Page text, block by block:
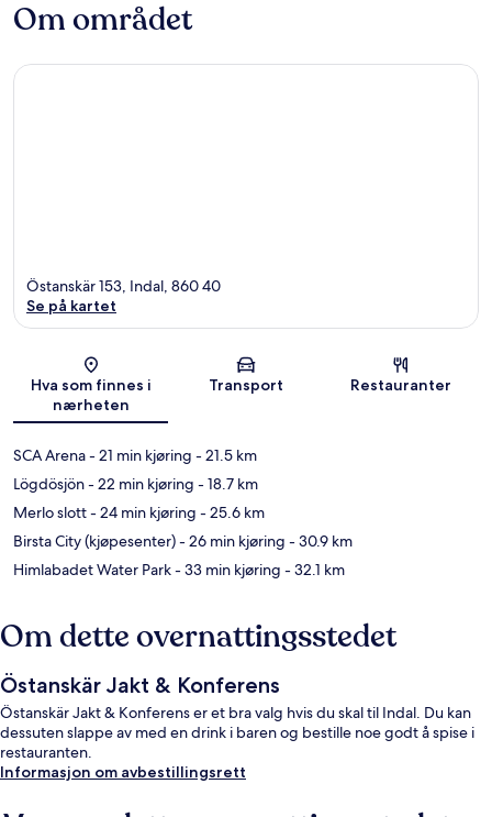
Om området
Kart
Östanskär 153, Indal, 860 40
Se på kartet
Hva som finnes i
nærheten
Transport Restauranter
SCA Arena- 21 min kjøring - 21.5 km
Lögdösjön- 22 min kjøring - 18.7 km
Merlo slott- 24 min kjøring - 25.6 km
Birsta City (kjøpesenter)- 26 min kjøring - 30.9 km
Himlabadet Water Park- 33 min kjøring - 32.1 km
Om dette overnattingsstedet
Östanskär Jakt & Konferens
Östanskär Jakt & Konferens er et bra valg hvis du skal til Indal. Du kan
dessuten slappe av med en drink i baren og bestille noe godt å spise i
restauranten.
Informasjon om avbestillingsrett